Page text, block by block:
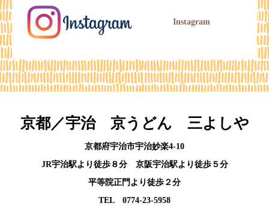
Instagram
京都／宇治 京うどん 三よしや
京都府宇治市宇治妙楽4-10
JR宇治駅より徒歩８分 京阪宇治駅より徒歩５分
平等院正門より徒歩２分
TEL 0774-23-5958